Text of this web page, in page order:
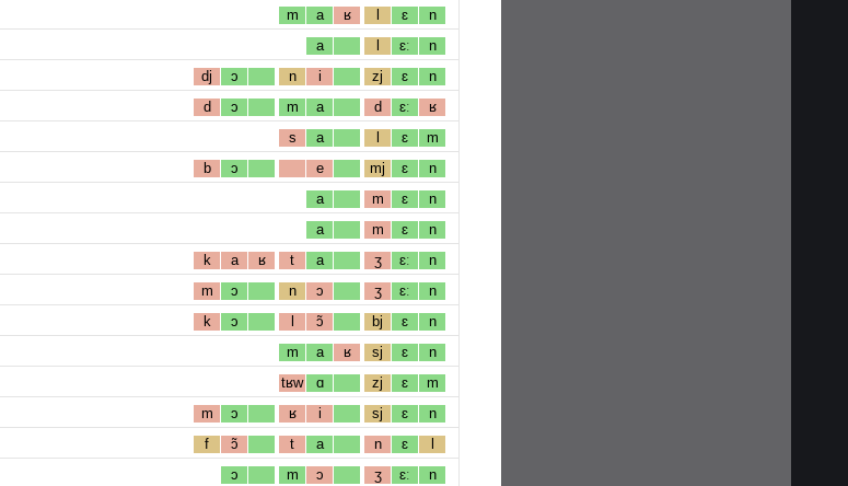
m a ʁ l ɛ n
a l ɛː n
dj ɔ n i zj ɛ n
d ɔ m a d ɛː ʁ
s a l ɛ m
b ɔ e mj ɛ n
a m ɛ n
a m ɛ n
k a ʁ t a ʒ ɛː n
m ɔ n ɔ ʒ ɛː n
k ɔ l ɔ̃ bj ɛ n
m a ʁ sj ɛ n
tʁw ɑ zj ɛ m
m ɔ ʁ i sj ɛ n
f ɔ̃ t a n ɛ l
ɔ m ɔ ʒ ɛː n